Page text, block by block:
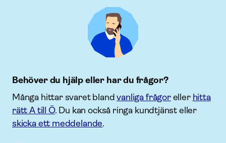
Behöver du hjälp eller har du frågor?
Många hittar svaret blandvanliga frågoreller hitta
rätt A till Ö. Du kan också ringa kundtjänst eller
skicka ett meddelande.